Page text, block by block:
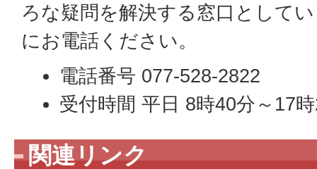
ろな疑問を解決する窓口として
にお電話ください。
電話番号 077-528-2822
受付時間 平日 8時40分～17
関連リンク